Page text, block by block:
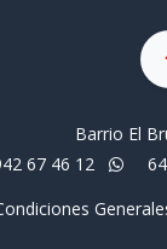
Barrio El
67 46 12